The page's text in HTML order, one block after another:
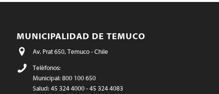
MUNICIPALIDAD DE TEMUCO
Av. Prat 650, Temuco - Chile
Teléfonos:
Municipal: 800 100 650
Salud: 45 324 4000 - 45 324 4083